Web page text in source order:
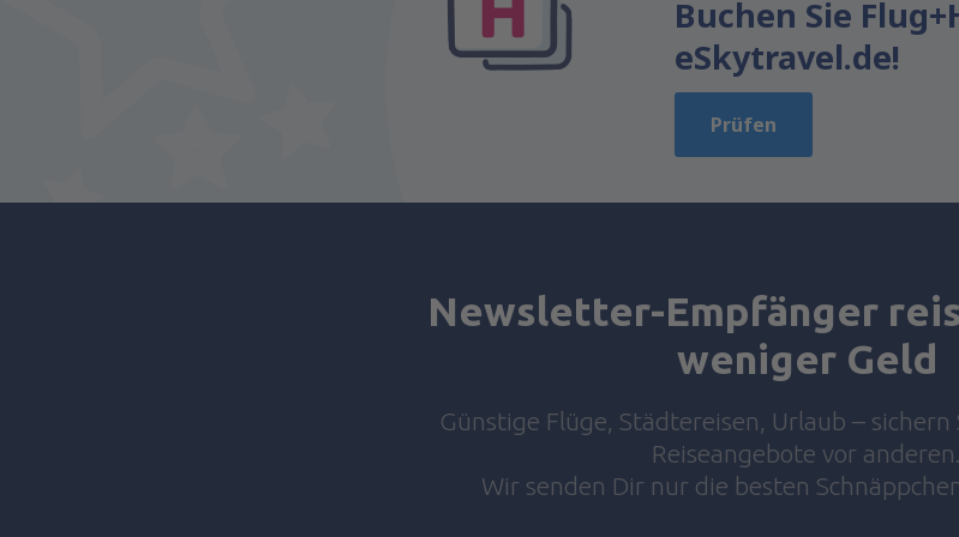
Senden
Buchen Sie
eSkytravel.de!
Prüfen
Newsletter-Empfänger
weniger Geld
Günstige Flüge, Städtereisen, Urlaub –
Reiseangebote vor anderen.
Wir senden Dir nur die besten